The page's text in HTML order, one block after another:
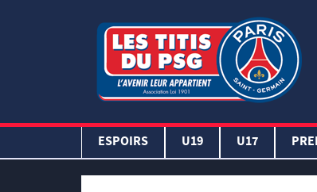
ESPOIRS U19 U17